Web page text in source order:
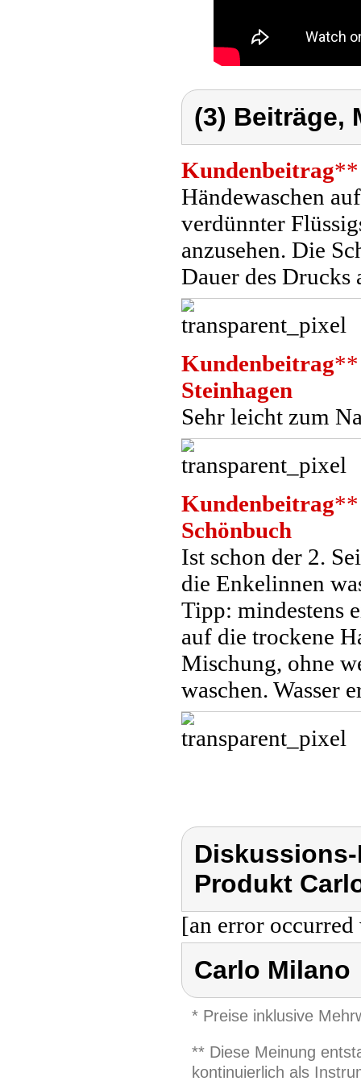
(3) Beiträge,
Kundenbeitrag**
Händewaschen
verdünnter
anzusehen. Die
Dauer des Drucks
Kundenbeitrag**
Steinhagen
Sehr leicht zum
Kundenbeitrag**
Schönbuch
Ist schon der 2.
die Enkelinnen
Tipp: mindestens
auf die trockene
Mischung, ohne
waschen. Wasser
Produkt
[an error
Carlo Milano
* Preise inklusive
** Diese Meinung
kontinuierlich als